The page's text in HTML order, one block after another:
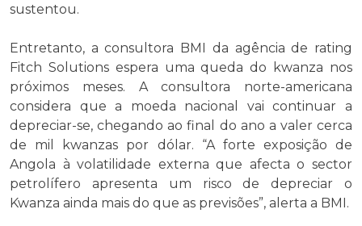
sustentou.
Entretanto, a consultora BMI da agência de rating
Fitch Solutions espera uma queda do kwanza nos
próximos meses. A consultora norte-americana
considera que a moeda nacional vai continuar a
depreciar-se, chegando ao final do ano a valer cerca
de mil kwanzas por dólar. “A forte exposição de
Angola à volatilidade externa que afecta o sector
petrolífero apresenta um risco de depreciar o
Kwanza ainda mais do que as previsões”, alerta a BMI.